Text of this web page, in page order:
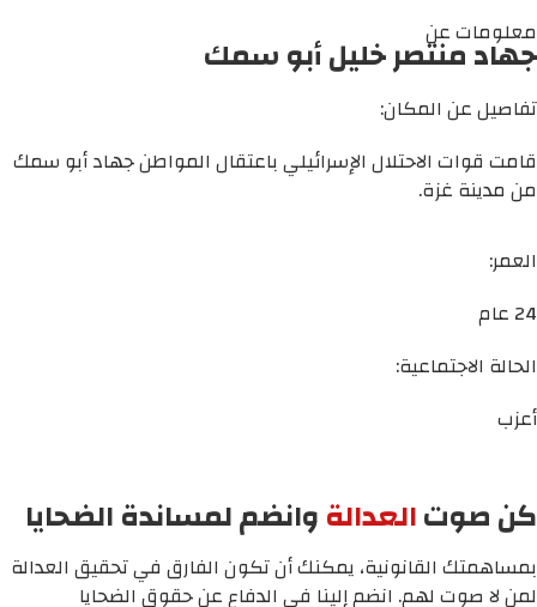
معلومات عن
جهاد منتصر خليل أبو سمك
تفاصيل عن المكان:
قامت قوات الاحتلال الإسرائيلي باعتقال المواطن جهاد أبو سمك
من مدينة غزة.
العمر:
24 عام
الحالة الاجتماعية:
أعزب
كن صوتالعدالةوانضم لمساندة الضحايا
بمساهمتك القانونية، يمكنك أن تكون الفارق في تحقيق العدالة
لمن لا صوت لهم. انضم إلينا في الدفاع عن حقوق الضحايا